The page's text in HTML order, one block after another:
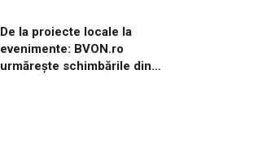
De la proiecte locale la
evenimente: BVON.ro
urmărește schimbările din